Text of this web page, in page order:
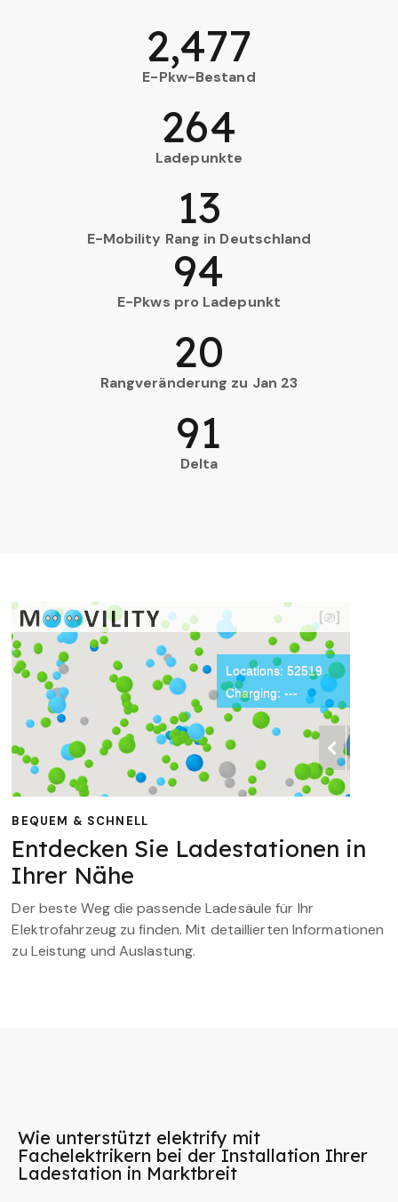
E-Pkw-Bestand
2,477
Ladepunkte
264
E-Mobility Rang in Deutschland
13
E-Pkws pro Ladepunkt
94
Rangveränderung zu Jan 23
20
Delta
91
BEQUEM & SCHNELL
Entdecken Sie Ladestationen in
Ihrer Nähe
Der beste Weg die passende Ladesäule für Ihr
Elektrofahrzeug zu finden. Mit detaillierten Informationen
zu Leistung und Auslastung.
Wie unterstützt elektrify mit
Fachelektrikern bei der Installation Ihrer
Ladestation in Marktbreit